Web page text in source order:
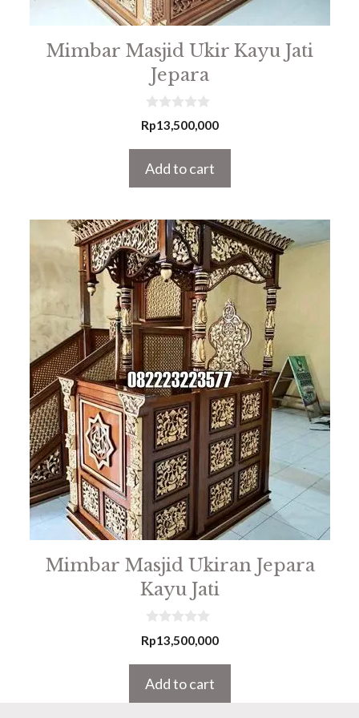
Mimbar Masjid Ukir Kayu Jati
Jepara
0
o
o
Rp13,500,000
Add to cart
Mimbar Masjid Ukiran Jepara
Kayu Jati
0
o
o
5
Rp13,500,000
Add to cart